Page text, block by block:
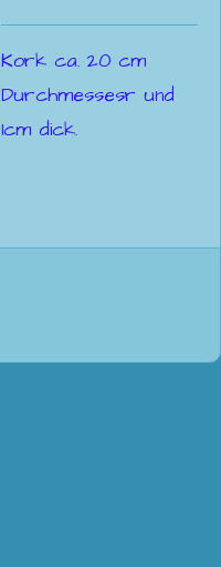
Kork ca. 20 cm
Durchmessesr und
1cm dick.